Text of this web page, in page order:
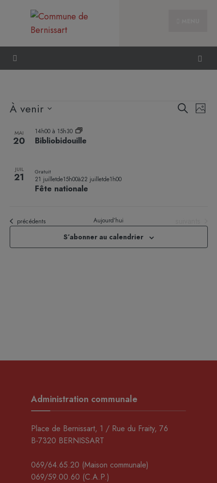
Recherche
Photo
À venir
la
date
List
of
in
Photo
View
MAI
20 Bibliobidouille
14h00 à 15h30
JUIL
21
Fête nationale
21 juilletde15h00à22 juilletde1h00
Gratuit
Évènements
précédents Aujourd’hui
S’abonner au calendrier
Administration communale
Place de Bernissart, 1 / Rue du Fraity, 76
B-7320 BERNISSART
069/64.65.20 (Maison communale)
069/59.00.60 (C.A.P.)